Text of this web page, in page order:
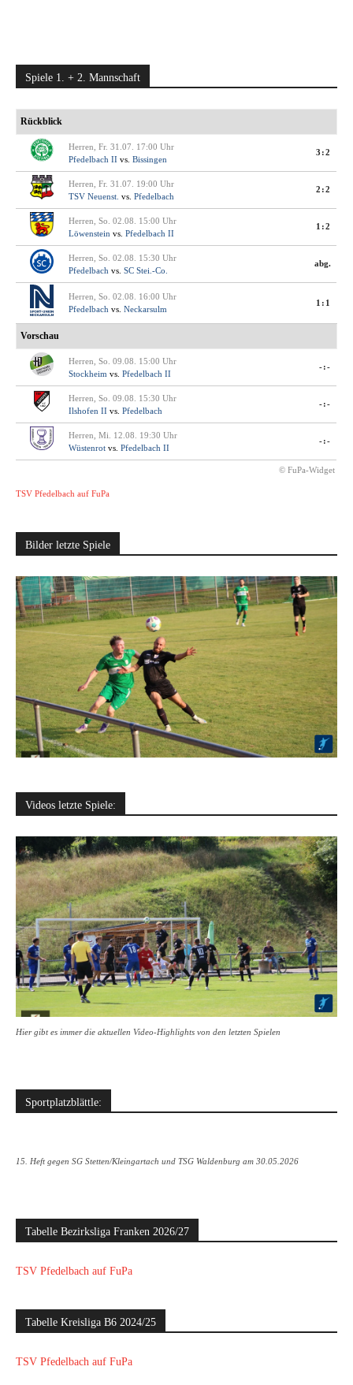
Spiele 1. + 2. Mannschaft
Rückblick
Herren, Fr. 31.07. 17:00 Uhr
Pfedelbach II vs. Bissingen
3:2
Herren, Fr. 31.07. 19:00 Uhr
TSV Neuenst. vs. Pfedelbach
2:2
Herren, So. 02.08. 15:00 Uhr
Löwenstein vs. Pfedelbach II
1:2
Herren, So. 02.08. 15:30 Uhr
Pfedelbach vs. SC Stei.-Co.
abg.
Herren, So. 02.08. 16:00 Uhr
Pfedelbach vs. Neckarsulm
1:1
Vorschau
Herren, So. 09.08. 15:00 Uhr
Stockheim vs. Pfedelbach II
-:-
Herren, So. 09.08. 15:30 Uhr
Ilshofen II vs. Pfedelbach
-:-
Herren, Mi. 12.08. 19:30 Uhr
Wüstenrot vs. Pfedelbach II
-:-
© FuPa-Widget
TSV Pfedelbach auf FuPa
Bilder letzte Spiele
Videos letzte Spiele:
Hier gibt es immer die aktuellen Video-Highlights von den letzten Spielen
Sportplatzblättle:
15. Heft gegen SG Stetten/Kleingartach und TSG Waldenburg am 30.05.2026
Tabelle Bezirksliga Franken 2026/27
TSV Pfedelbach auf FuPa
Tabelle Kreisliga B6 2024/25
TSV Pfedelbach auf FuPa